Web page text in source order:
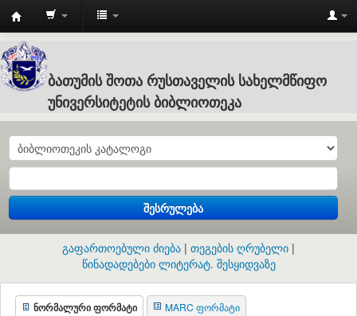
Batumi
Shota
Rustaveli
State
University
ბათუმის
შოთა
რუსთაველის
სახელმწიფო
უნივერსიტეტის
ბიბლიოთეკა
ბათუმის შოთა რუსთაველის სახელმწიფო
უნივერსიტეტის ბიბლიოთეკა
შესრულება
გაფართოებული ძიება თეგების ღრუბელი
წინადადებები ლიტერატ. შესყიდვაზე
ნორმალური ფორმატი
MARC ფორმატი